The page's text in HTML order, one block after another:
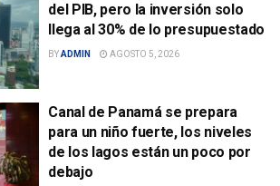
del PIB, pero la inversión solo
llega al 30% de lo presupuestado
BYADMIN AGOSTO 5, 2026
Canal de Panamá se prepara
para un niño fuerte, los niveles
de los lagos están un poco por
debajo